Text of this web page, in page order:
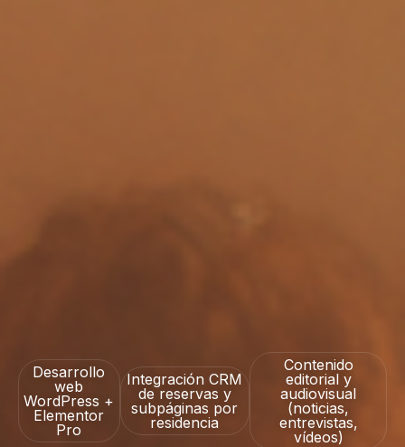
Desarrollo
web
WordPress +
Elementor
Pro
Integración CRM
de reservas y
subpáginas por
residencia
Contenido
editorial y
audiovisual
(noticias,
entrevistas,
vídeos)